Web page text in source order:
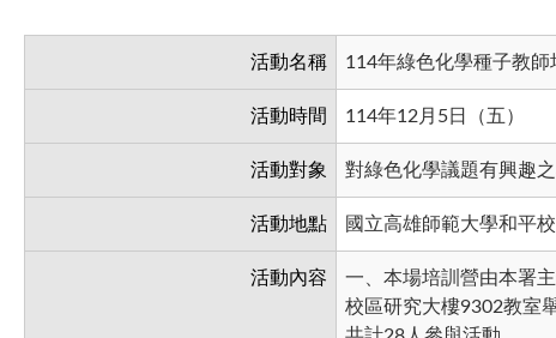
活動名稱 114年綠色化學種子教師
活動時間 114年12月5日（五）
活動對象 對綠色化學議題有興趣
活動地點 國立高雄師範大學和平
活動內容
一、本場培訓營由本署
校區研究大樓9302教室